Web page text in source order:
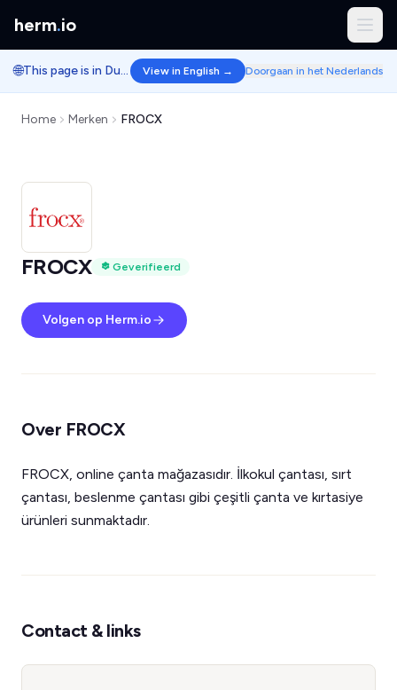
herm.io
🌐 This page is in Dutch. View in English → Doorgaan in het Nederlands
Home Merken FROCX
FROCX Geverifieerd
Volgen op Herm.io
Over FROCX
FROCX, online çanta mağazasıdır. İlkokul çantası, sırt
çantası, beslenme çantası gibi çeşitli çanta ve kırtasiye
ürünleri sunmaktadır.
Contact & links